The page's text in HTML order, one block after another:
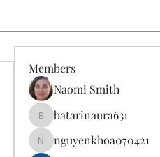
Members
Naomi Smith
batarinaura631
batarinaura631
nguyenkhoa070421
nguyenkhoa070421